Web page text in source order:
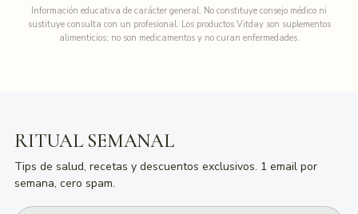
Información educativa de carácter general. No constituye consejo médico ni
sustituye consulta con un profesional. Los productos Vitday son suplementos
alimenticios; no son medicamentos y no curan enfermedades.
RITUAL SEMANAL
Tips de salud, recetas y descuentos exclusivos. 1 email por
semana, cero spam.